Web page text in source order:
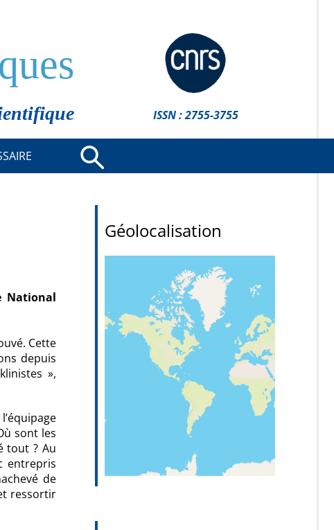
ISSN : 2755-3755
National
Cette
depuis
»,
sont les
tout ? Au
entrepris
de
ressortir
Géolocalisation